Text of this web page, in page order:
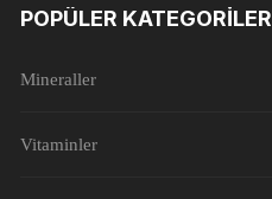
POPÜLER KATEGORILER
Mineraller
Vitaminler